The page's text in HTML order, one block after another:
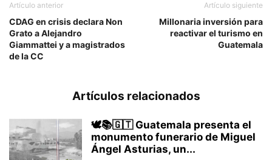
Artículo anterior
CDAG en crisis declara Non
Grato a Alejandro
Giammattei y a magistrados
de la CC
Artículo siguiente
Millonaria inversión para
reactivar el turismo en
Guatemala
Artículos relacionados
🕊️📚🇬🇹 Guatemala presenta el
monumento funerario de Miguel
Ángel Asturias, un...